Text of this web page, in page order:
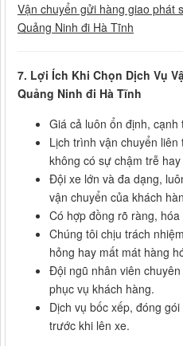
Vận chuyển gửi hàng giao phát
Quảng Ninh đi Hà Tĩnh
7. Lợi Ích Khi Chọn Dịch Vụ
Quảng Ninh đi Hà Tĩnh
Giá cả luôn ổn định, cạnh
Lịch trình vận chuyển
không có sự chậm trễ
Đội xe lớn và đa dạng,
vận chuyển của khách
Có hợp đồng rõ ràng,
Chúng tôi chịu trách
hỏng hay mất mát hàng
Đội ngũ nhân viên
phục vụ khách hàng.
Dịch vụ bốc xếp, đóng
trước khi lên xe.